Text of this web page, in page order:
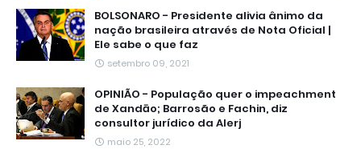
BOLSONARO - Presidente alivia ânimo da
nação brasileira através de Nota Oficial |
Ele sabe o que faz
setembro 09, 2021
OPINIÃO - População quer o impeachment
de Xandāo; Barrosão e Fachin, diz
consultor jurídico da Alerj
maio 25, 2022